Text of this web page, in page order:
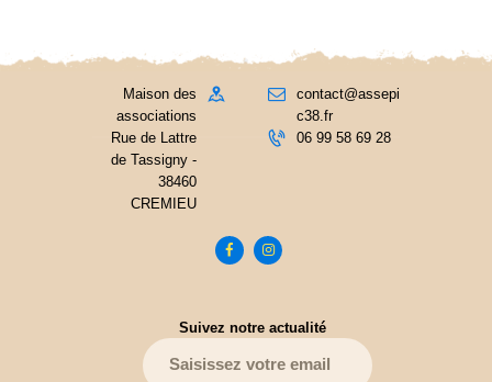
Maison des
associations
Rue de Lattre
de Tassigny -
38460
CREMIEU
contact@assepi
c38.fr
06 99 58 69 28
Suivez notre actualité